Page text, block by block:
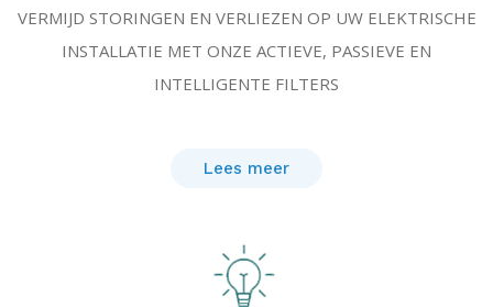
VERMIJD STORINGEN EN VERLIEZEN OP UW ELEKTRISCHE
INSTALLATIE MET ONZE ACTIEVE, PASSIEVE EN
INTELLIGENTE FILTERS
Lees meer